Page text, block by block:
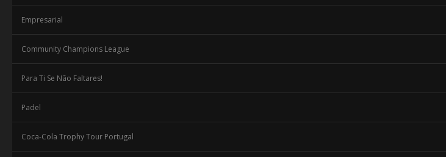
Empresarial
Community Champions League
Para Ti Se Não Faltares!
Padel
Coca-Cola Trophy Tour Portugal